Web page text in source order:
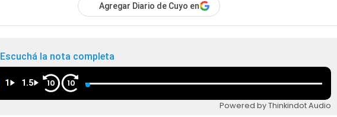
Agregar Diario de Cuyo en
Escuchá la nota completa
1 1.5 10 10
Powered by Thinkindot Audio